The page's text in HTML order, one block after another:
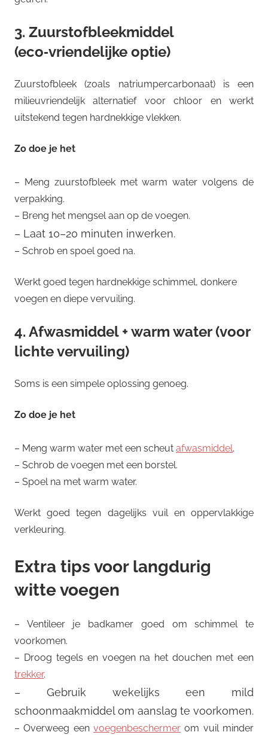
3. Zuurstofbleekmiddel
(eco‑vriendelijke optie)
Zuurstofbleek (zoals natriumpercarbonaat) is een
milieuvriendelijk alternatief voor chloor en werkt
uitstekend tegen hardnekkige vlekken.
Zo doe je het
– Meng zuurstofbleek met warm water volgens de
verpakking.
– Breng het mengsel aan op de voegen.
– Laat 10–20 minuten inwerken.
– Schrob en spoel goed na.
Werkt goed tegen hardnekkige schimmel, donkere
voegen en diepe vervuiling.
4. Afwasmiddel + warm water (voor
lichte vervuiling)
Soms is een simpele oplossing genoeg.
Zo doe je het
– Meng warm water met een scheut afwasmiddel.
– Schrob de voegen met een borstel.
– Spoel na met warm water.
Werkt goed tegen dagelijks vuil en oppervlakkige
verkleuring.
Extra tips voor langdurig
witte voegen
– Ventileer je badkamer goed om schimmel te
voorkomen.
– Droog tegels en voegen na het douchen met een
trekker.
– Gebruik wekelijks een mild
schoonmaakmiddel om aanslag te voorkomen.
– Overweeg een voegenbeschermer om vuil minder